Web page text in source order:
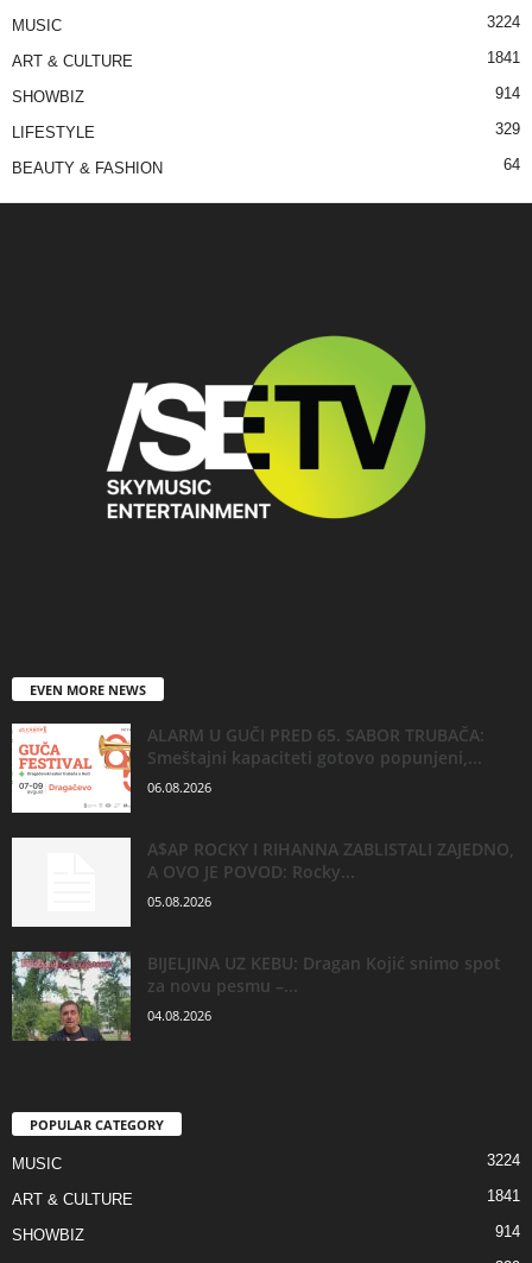
MUSIC 3224
ART & CULTURE 1841
SHOWBIZ 914
LIFESTYLE 329
BEAUTY & FASHION 64
EVEN MORE NEWS
ALARM U GUČI PRED 65. SABOR TRUBAČA:
Smeštajni kapaciteti gotovo popunjeni,...
06.08.2026
A$AP ROCKY I RIHANNA ZABLISTALI ZAJEDNO,
A OVO JE POVOD: Rocky...
05.08.2026
BIJELJINA UZ KEBU: Dragan Kojić snimo spot
za novu pesmu –...
04.08.2026
POPULAR CATEGORY
MUSIC 3224
ART & CULTURE 1841
SHOWBIZ 914